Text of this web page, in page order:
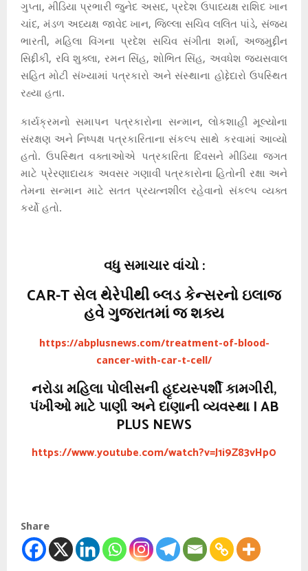
ગુપ્તા, મીડિયા પ્રભારી જુનેદ અસદ, પ્રદેશ ઉપાધ્યક્ષ રાશિદ ખાન
ચાંદ, મંડળ અધ્યક્ષ જાવેદ ખાન, જિલ્લા સચિવ લલિત પાંડે, સંજય
ભારતી, મહિલા વિંગના પ્રદેશ સચિવ સંગીતા શર્મા, અજમુદ્દીન
સિદ્દીકી, રવિ શુક્લા, રમન સિંહ, શોભિત સિંહ, અવધેશ જયસવાલ
સહિત મોટી સંખ્યામાં પત્રકારો અને સંસ્થાના હોદ્દેદારો ઉપસ્થિત
રહ્યા હતા.
કાર્યક્રમનો સમાપન પત્રકારોના સન્માન, લોકશાહી મૂલ્યોના
સંરક્ષણ અને નિષ્પક્ષ પત્રકારિતાના સંકલ્પ સાથે કરવામાં આવ્યો
હતો. ઉપસ્થિત વક્તાઓએ પત્રકારિતા દિવસને મીડિયા જગત
માટે પ્રેરણાદાયક અવસર ગણાવી પત્રકારોના હિતોની રક્ષા અને
તેમના સન્માન માટે સતત પ્રયત્નશીલ રહેવાનો સંકલ્પ વ્યક્ત
કર્યો હતો.
વધુ સમાચાર વાંચો :
CAR-T સેલ થેરેપીથી બ્લડ કેન્સરનો ઇલાજ
હવે ગુજરાતમાં જ શક્ય
https://abplusnews.com/treatment-of-blood-
cancer-with-car-t-cell/
નરોડા મહિલા પોલીસની હૃદયસ્પર્શી કામગીરી,
પંખીઓ માટે પાણી અને દાણાની વ્યવસ્થા | AB
PLUS NEWS
https://www.youtube.com/watch?v=J1i9Z83vHp0
Share